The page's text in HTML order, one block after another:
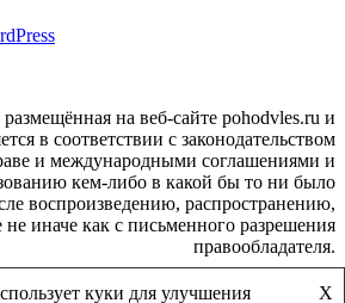
на веб-сайте pohodvles.ru и
в соответствии с законодательством
и международными соглашениями и
кем-либо в какой бы то ни было
воспроизведению, распространению,
не иначе как с письменного разрешения
правообладателя.
куки для улучшения X